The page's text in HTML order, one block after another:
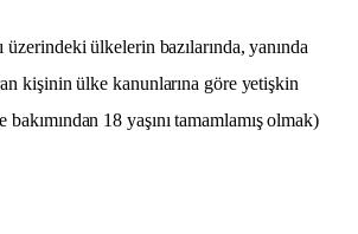
üzerindeki ülkelerin bazılarında, yanında
kişinin ülke kanunlarına göre yetişkin
bakımından 18 yaşını tamamlamış olmak)